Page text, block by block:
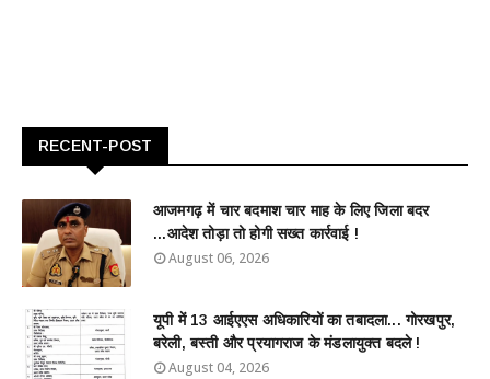
RECENT-POST
आजमगढ़ में चार बदमाश चार माह के लिए जिला बदर
...आदेश तोड़ा तो होगी सख्त कार्रवाई !
August 06, 2026
यूपी में 13 आईएएस अधिकारियों का तबादला... गोरखपुर,
बरेली, बस्ती और प्रयागराज के मंडलायुक्त बदले !
August 04, 2026